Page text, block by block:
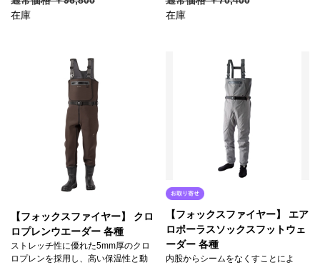
在庫
在庫
【フォックスファイヤー】 クロ
ロプレンウエーダー 各種
ストレッチ性に優れた5mm厚のクロ
ロプレンを採用し、高い保温性と動
【フォックスファイヤー】 エア
ロポーラスソックスフットウェ
ーダー 各種
内股からシームをなくすことによ